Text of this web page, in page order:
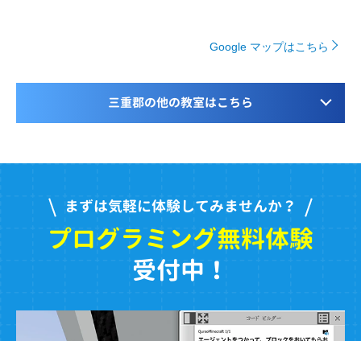
Google マップはこちら
三重郡の他の教室はこちら
まずは気軽に体験してみませんか？
プログラミング無料体験
受付中！